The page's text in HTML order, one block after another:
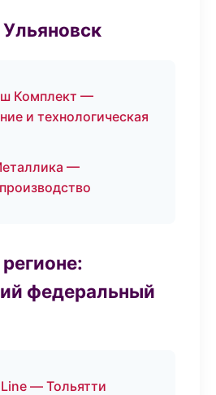
Комплект —
и технологическая
—
федеральный
— Тольятти